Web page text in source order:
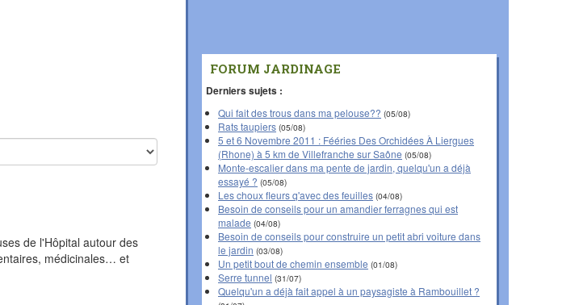
de l'Hôpital autour des
médicinales… et
FORUM JARDINAGE
Derniers sujets :
Qui fait des trous dans ma pelouse?? (05/08)
Rats taupiers (05/08)
5 et 6 Novembre 2011 : Fééries Des Orchidées À Liergues
(Rhone) à 5 km de Villefranche sur Saône (05/08)
Monte-escalier dans ma pente de jardin, quelqu'un a déjà
essayé ? (05/08)
Les choux fleurs q'avec des feuilles (04/08)
Besoin de conseils pour un amandier ferragnes qui est
malade (04/08)
Besoin de conseils pour construire un petit abri voiture dans
le jardin (03/08)
Un petit bout de chemin ensemble (01/08)
Serre tunnel (31/07)
Quelqu'un a déjà fait appel à un paysagiste à Rambouillet ?